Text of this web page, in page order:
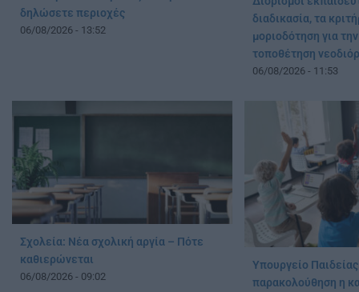
δηλώσετε περιοχές
06/08/2026 - 13:52
διαδικασία, τα
μοριοδότηση για
τοποθέτηση
06/08/2026 - 11:53
Σχολεία: Νέα σχολική αργία – Πότε
καθιερώνεται
06/08/2026 - 09:02
Υπουργείο
παρακολούθηση η